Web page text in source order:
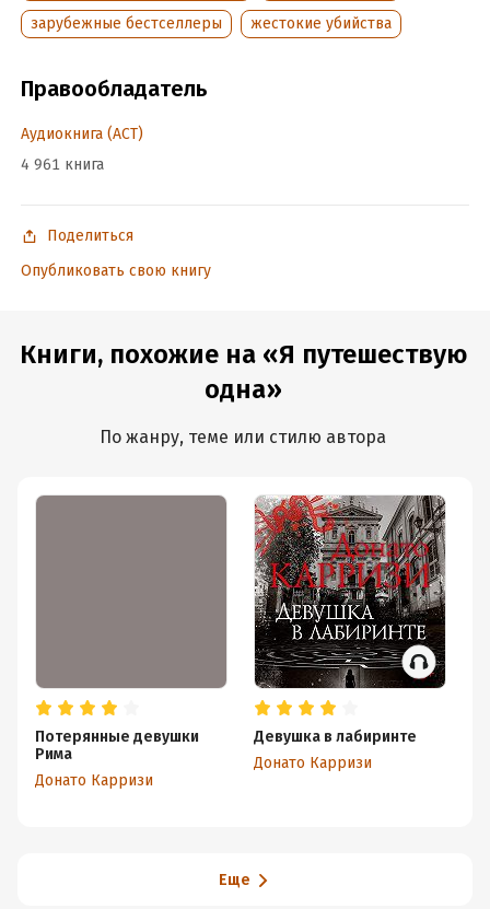
© Назарова М.В., перевод, 2015
© & ℗ ООО «Аудиокнига», 2017
Продюсер аудиозаписи: Татьяна Плюта
Оформление обложки Екатерины Елькиной
Ahlander Agency.
Год издания:2017
18 июля 2024
Мария Назарова
зарубежные бестселлеры
жестокие убийства
Правообладатель
Аудиокнига (АСТ)
4 961 книга
Поделиться
Опубликовать свою книгу
Книги, похожие на «Я путешествую
одна»
По жанру, теме или стилю автора
Потерянные девушки
Рима
Донато Карризи
Девушка в лабиринте
Донато Карризи
Еще